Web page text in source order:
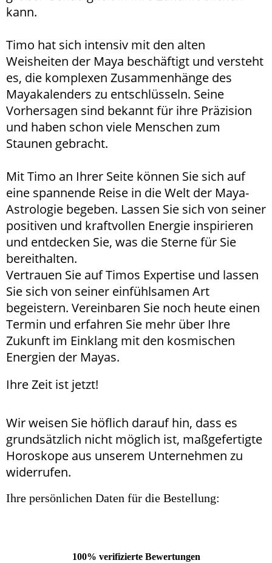
kann.
Timo hat sich intensiv mit den alten
Weisheiten der Maya beschäftigt und versteht
es, die komplexen Zusammenhänge des
Mayakalenders zu entschlüsseln. Seine
Vorhersagen sind bekannt für ihre Präzision
und haben schon viele Menschen zum
Staunen gebracht.
Mit Timo an Ihrer Seite können Sie sich auf
eine spannende Reise in die Welt der Maya-
Astrologie begeben. Lassen Sie sich von seiner
positiven und kraftvollen Energie inspirieren
und entdecken Sie, was die Sterne für Sie
bereithalten.
Vertrauen Sie auf Timos Expertise und lassen
Sie sich von seiner einfühlsamen Art
begeistern. Vereinbaren Sie noch heute einen
Termin und erfahren Sie mehr über Ihre
Zukunft im Einklang mit den kosmischen
Energien der Mayas.
Ihre Zeit ist jetzt!
Wir weisen Sie höflich darauf hin, dass es
grundsätzlich nicht möglich ist, maßgefertigte
Horoskope aus unserem Unternehmen zu
widerrufen.
Ihre persönlichen Daten für die Bestellung:
100% verifizierte Bewertungen